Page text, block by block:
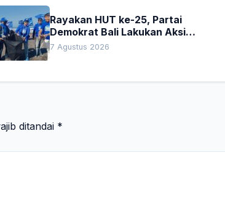
Rayakan HUT ke-25, Partai
Demokrat Bali Lakukan Aksi
Nyata Pelestarian Lingkungan
7 Agustus 2026
ditandai *